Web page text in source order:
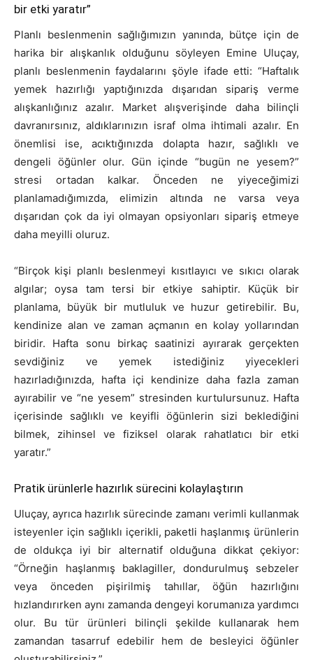
bir etki yaratır”
Planlı beslenmenin sağlığımızın yanında, bütçe için de
harika bir alışkanlık olduğunu söyleyen Emine Uluçay,
planlı beslenmenin faydalarını şöyle ifade etti: “Haftalık
yemek hazırlığı yaptığınızda dışarıdan sipariş verme
alışkanlığınız azalır. Market alışverişinde daha bilinçli
davranırsınız, aldıklarınızın israf olma ihtimali azalır. En
önemlisi ise, acıktığınızda dolapta hazır, sağlıklı ve
dengeli öğünler olur. Gün içinde “bugün ne yesem?”
stresi ortadan kalkar. Önceden ne yiyeceğimizi
planlamadığımızda, elimizin altında ne varsa veya
dışarıdan çok da iyi olmayan opsiyonları sipariş etmeye
daha meyilli oluruz.
“Birçok kişi planlı beslenmeyi kısıtlayıcı ve sıkıcı olarak
algılar; oysa tam tersi bir etkiye sahiptir. Küçük bir
planlama, büyük bir mutluluk ve huzur getirebilir. Bu,
kendinize alan ve zaman açmanın en kolay yollarından
biridir. Hafta sonu birkaç saatinizi ayırarak gerçekten
sevdiğiniz ve yemek istediğiniz yiyecekleri
hazırladığınızda, hafta içi kendinize daha fazla zaman
ayırabilir ve “ne yesem” stresinden kurtulursunuz. Hafta
içerisinde sağlıklı ve keyifli öğünlerin sizi beklediğini
bilmek, zihinsel ve fiziksel olarak rahatlatıcı bir etki
yaratır.”
Pratik ürünlerle hazırlık sürecini kolaylaştırın
Uluçay, ayrıca hazırlık sürecinde zamanı verimli kullanmak
isteyenler için sağlıklı içerikli, paketli haşlanmış ürünlerin
de oldukça iyi bir alternatif olduğuna dikkat çekiyor:
“Örneğin haşlanmış baklagiller, dondurulmuş sebzeler
veya önceden pişirilmiş tahıllar, öğün hazırlığını
hızlandırırken aynı zamanda dengeyi korumanıza yardımcı
olur. Bu tür ürünleri bilinçli şekilde kullanarak hem
zamandan tasarruf edebilir hem de besleyici öğünler